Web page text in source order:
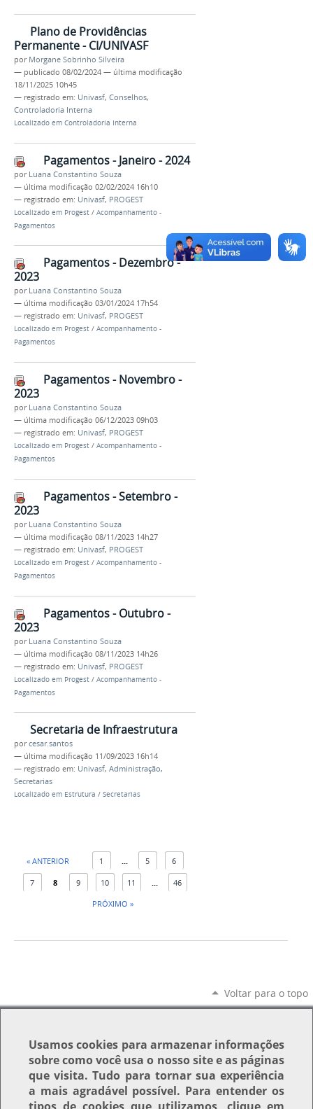
Plano de Providências
Permanente - CI/UNIVASF
por Morgane Sobrinho Silveira
— publicado 08/02/2024 — última modificação
18/11/2025 10h45
— registrado em: Univasf, Conselhos,
Controladoria Interna
Localizado em Controladoria Interna
Pagamentos - Janeiro - 2024
por Luana Constantino Souza
— última modificação 02/02/2024 16h10
— registrado em: Univasf, PROGEST
Localizado em Progest / Acompanhamento -
Pagamentos
Pagamentos - Dezembro -
2023
por Luana Constantino Souza
— última modificação 03/01/2024 17h54
— registrado em: Univasf, PROGEST
Localizado em Progest / Acompanhamento -
Pagamentos
Pagamentos - Novembro -
2023
por Luana Constantino Souza
— última modificação 06/12/2023 09h03
— registrado em: Univasf, PROGEST
Localizado em Progest / Acompanhamento -
Pagamentos
Pagamentos - Setembro -
2023
por Luana Constantino Souza
— última modificação 08/11/2023 14h27
— registrado em: Univasf, PROGEST
Localizado em Progest / Acompanhamento -
Pagamentos
Pagamentos - Outubro -
2023
por Luana Constantino Souza
— última modificação 08/11/2023 14h26
— registrado em: Univasf, PROGEST
Localizado em Progest / Acompanhamento -
Pagamentos
Secretaria de Infraestrutura
porcesar.santos
— última modificação 11/09/2023 16h14
— registrado em: Univasf, Administração,
Secretarias
Localizado em Estrutura / Secretarias
« ANTERIOR 1 ... 5 6
7 8 9 10 11 ...
46
PRÓXIMO »
Voltar para o topo
Usamoscookies para armazenar informações
sobre como você usa o nosso site e as páginas
que visita. Tudo para tornar sua experiência
a mais agradável possível. Para entender os